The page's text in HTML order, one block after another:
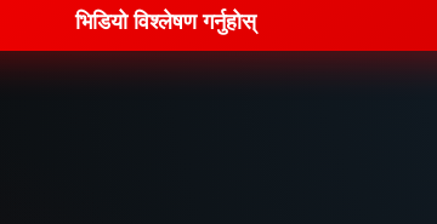
भिडियो विश्लेषण गर्नुहोस्